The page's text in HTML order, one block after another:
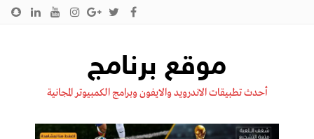
موقع برنامج
أحدث تطبيقات الاندرويد والايفون وبرامج الكمبيوتر المجانية